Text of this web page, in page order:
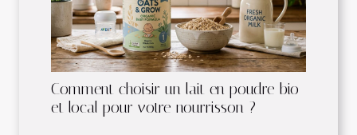
Comment choisir un lait en poudre bio
et local pour votre nourrisson ?